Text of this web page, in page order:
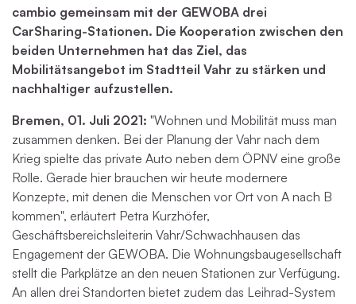
cambio gemeinsam mit der GEWOBA drei
CarSharing-Stationen. Die Kooperation zwischen den
beiden Unternehmen hat das Ziel, das
Mobilitätsangebot im Stadtteil Vahr zu stärken und
nachhaltiger aufzustellen.
Bremen, 01. Juli 2021: "Wohnen und Mobilität muss man
zusammen denken. Bei der Planung der Vahr nach dem
Krieg spielte das private Auto neben dem ÖPNV eine große
Rolle. Gerade hier brauchen wir heute modernere
Konzepte, mit denen die Menschen vor Ort von A nach B
kommen", erläutert Petra Kurzhöfer,
Geschäftsbereichsleiterin Vahr/Schwachhausen das
Engagement der GEWOBA. Die Wohnungsbaugesellschaft
stellt die Parkplätze an den neuen Stationen zur Verfügung.
An allen drei Standorten bietet zudem das Leihrad-System